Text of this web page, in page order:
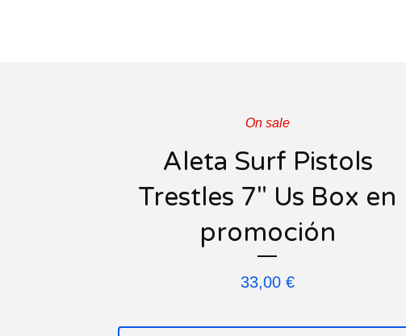
On sale
Aleta Surf Pistols
Trestles 7" Us Box en
promoción
33,00 €